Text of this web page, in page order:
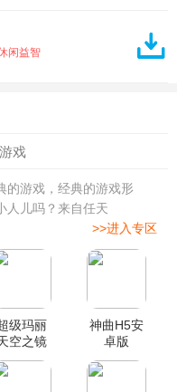
闲益智
的游戏，经典的游戏形
人儿吗？来自任天
>>进入专区
级玛丽
空之镜
手机版
神曲H5安
卓版